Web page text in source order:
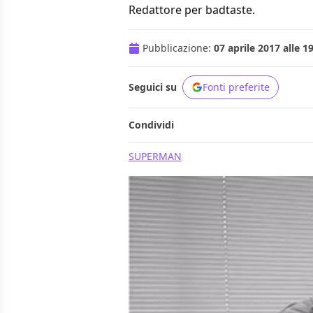
Redattore per badtaste.
Pubblicazione: 07 aprile 2017 alle
Seguici su Fonti preferite
Condividi
SUPERMAN